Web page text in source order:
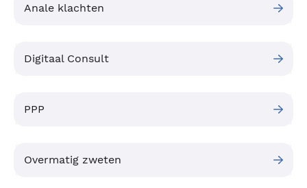
Anale klachten
Digitaal Consult
PPP
Overmatig zweten